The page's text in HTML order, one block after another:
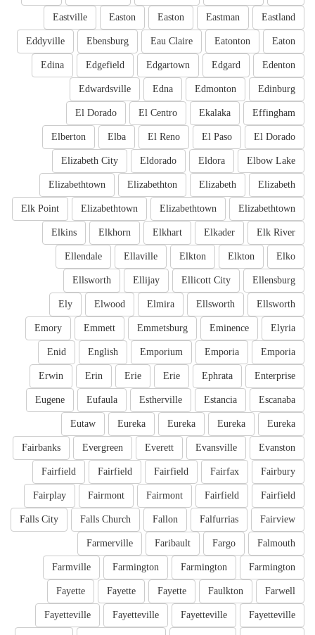
Eastland
Eastman
Easton
Easton
Eastville
Eaton
Eatonton
Eau Claire
Ebensburg
Eddyville
Edenton
Edgard
Edgartown
Edgefield
Edina
Edinburg
Edmonton
Edna
Edwardsville
Effingham
Ekalaka
El Centro
El Dorado
El Dorado
El Paso
El Reno
Elba
Elberton
Elbow Lake
Eldora
Eldorado
Elizabeth City
Elizabeth
Elizabeth
Elizabethton
Elizabethtown
Elizabethtown
Elizabethtown
Elizabethtown
Elk Point
Elk River
Elkader
Elkhart
Elkhorn
Elkins
Elko
Elkton
Elkton
Ellaville
Ellendale
Ellensburg
Ellicott City
Ellijay
Ellsworth
Ellsworth
Ellsworth
Elmira
Elwood
Ely
Elyria
Eminence
Emmetsburg
Emmett
Emory
Emporia
Emporia
Emporium
English
Enid
Enterprise
Ephrata
Erie
Erie
Erin
Erwin
Escanaba
Estancia
Estherville
Eufaula
Eugene
Eureka
Eureka
Eureka
Eureka
Eutaw
Evanston
Evansville
Everett
Evergreen
Fairbanks
Fairbury
Fairfax
Fairfield
Fairfield
Fairfield
Fairfield
Fairfield
Fairmont
Fairmont
Fairplay
Fairview
Falfurrias
Fallon
Falls Church
Falls City
Falmouth
Fargo
Faribault
Farmerville
Farmington
Farmington
Farmington
Farmville
Farwell
Faulkton
Fayette
Fayette
Fayette
Fayetteville
Fayetteville
Fayetteville
Fayetteville